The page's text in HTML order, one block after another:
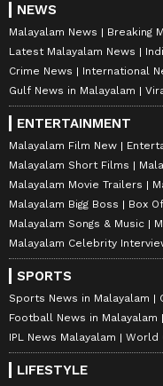
NEWS
Malayalam News
Breaking
Latest Malayalam News
Crime News
International
Gulf News in Malayalam
ENTERTAINMENT
Malayalam Film New
Malayalam Short Films
Malayalam Movie Trailers
Malayalam Bigg Boss
Box
Malayalam Songs & Music
Malayalam Celebrity
SPORTS
Sports News in Malayalam
Football News in Malayalam
IPL News Malayalam
World
LIFESTYLE